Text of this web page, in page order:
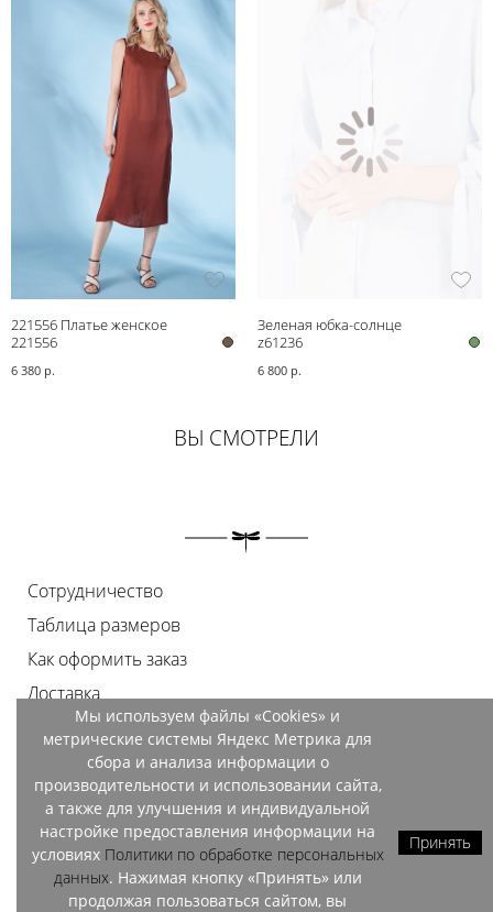
221556 Платье женское
221556
6 380 р.
Зеленая юбка-солнце
z61236
6 800 р.
ВЫ СМОТРЕЛИ
Сотрудничество
Таблица размеров
Как оформить заказ
Доставка
Оплата
Возврат
Документы
Контакты
Магазины
Мы используем файлы «Cookies» и
метрические системы Яндекс Метрика для
сбора и анализа информации о
производительности и использовании сайта,
а также для улучшения и индивидуальной
настройке предоставления информации на
условиях Политики по обработке персональных
данных. Нажимая кнопку «Принять» или
продолжая пользоваться сайтом, вы
Принять